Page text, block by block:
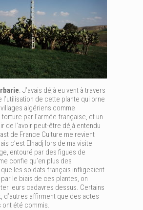
. J’avais déjà eu vent à travers
l’utilisation de cette plante qui orne
algériens comme
par l’armée française, et un
de l’avoir peut-être déjà entendu
de France Culture me revient
c’est Elhadj lors de ma visite
entouré par des figues de
confie qu’en plus des
les soldats français infligeaient
le biais de ces plantes, on
leurs cadavres dessus. Certains
d’autres affirment que des actes
été commis.